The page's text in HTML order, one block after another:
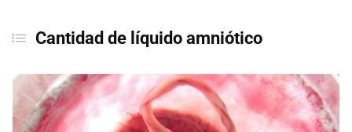
Cantidad de líquido amniótico